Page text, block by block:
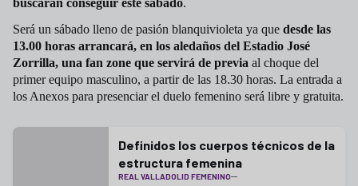
buscarán conseguir este sábado.
Será un sábado lleno de pasión blanquivioleta ya que desde las
13.00 horas arrancará, en los aledaños del Estadio José
Zorrilla, una fan zone que servirá de previa al choque del
primer equipo masculino, a partir de las 18.30 horas. La entrada a
los Anexos para presenciar el duelo femenino será libre y gratuita.
Definidos los cuerpos técnicos de la
estructura femenina
REAL VALLADOLID FEMENINO